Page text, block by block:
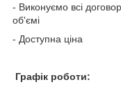
- Виконуємо всі
об'ємі
- Доступна ціна
Графік роботи: